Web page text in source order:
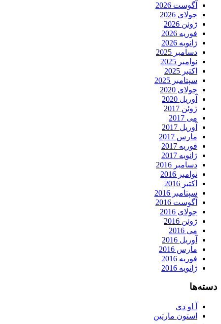
آگوست 2026
جولای 2026
ژوئن 2026
فوریه 2026
ژانویه 2026
دسامبر 2025
نوامبر 2025
اکتبر 2025
سپتامبر 2025
جولای 2020
آوریل 2020
ژوئن 2017
می 2017
آوریل 2017
مارس 2017
فوریه 2017
ژانویه 2017
دسامبر 2016
نوامبر 2016
اکتبر 2016
سپتامبر 2016
آگوست 2016
جولای 2016
ژوئن 2016
می 2016
آوریل 2016
مارس 2016
فوریه 2016
ژانویه 2016
دسته‌ها
آ او دی
استون مارتین